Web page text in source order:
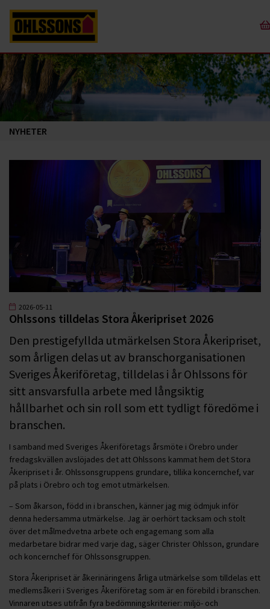
NYHETER
2026-05-11
Ohlssons tilldelas Stora Åkeripriset 2026
Den prestigefyllda utmärkelsen Stora Åkeripriset,
som årligen delas ut av branschorganisationen
Sveriges Åkeriföretag, tilldelas i år Ohlssons för
sitt ansvarsfulla arbete med långsiktig
hållbarhet och sin roll som ett tydligt föredöme i
branschen.
I samband med Sveriges Åkeriföretags årsmöte i Örebro under
fredagskvällen avslöjades det att Ohlssons kammat hem det Stora
Åkeripriset i år. Ohlssonsgruppens grundare, tillika koncernchef, var
på plats i Örebro och tog emot utmärkelsen.
– Som åkarson, född in i branschen, känner jag mig ödmjuk inför
denna hedersamma utmärkelse. Jag är oerhört tacksam och stolt
över det målmedvetna arbete och engagemang som alla
medarbetare bidrar med varje dag, säger Christer Ohlsson, grundare
och koncernchef för Ohlssonsgruppen.
Stora Åkeripriset är åkerinäringens årliga utmärkelse som tilldelas ett
medlemsåkeri i Sveriges Åkeriföretag som är en förebild i branschen.
Vinnaren utses utifrån fyra bedömningskriterier: miljö- och